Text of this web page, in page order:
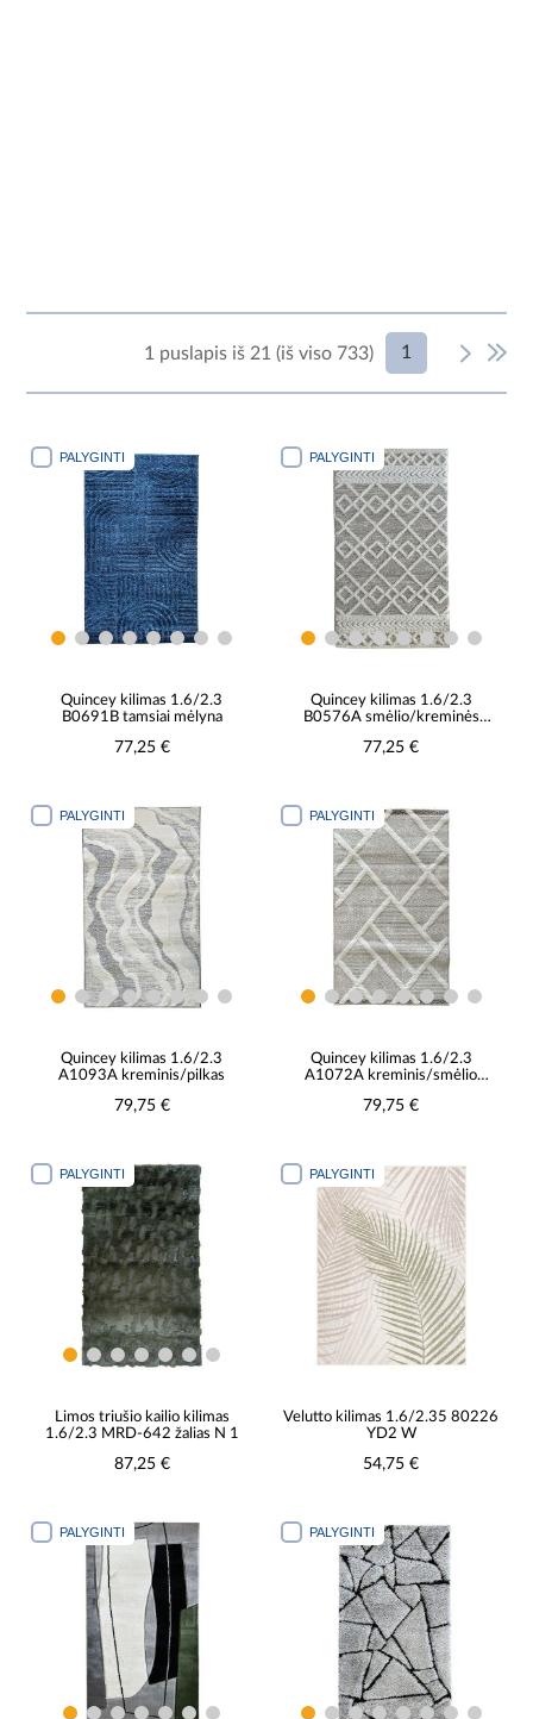
1 puslapis iš 21 (iš viso 733) 1
PALYGINTI
Quincey kilimas 1.6/2.3
B0691B tamsiai mėlyna
77,25 €
PALYGINTI
Quincey kilimas 1.6/2.3
B0576A smėlio/kreminės
77,25 €
PALYGINTI
Quincey kilimas 1.6/2.3
A1093A kreminis/pilkas
79,75 €
PALYGINTI
Quincey kilimas 1.6/2.3
A1072A kreminis/smėlio
79,75 €
PALYGINTI
Limos triušio kailio kilimas
1.6/2.3 MRD-642 žalias N 1
87,25 €
PALYGINTI
Velutto kilimas 1.6/2.35 80226
YD2 W
54,75 €
PALYGINTI PALYGINTI